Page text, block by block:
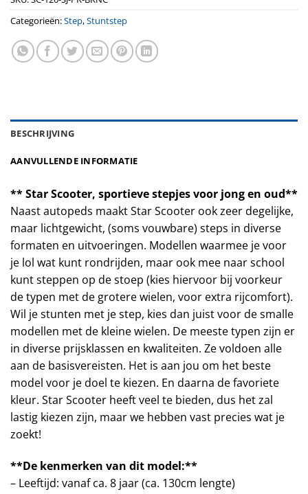
Categorieën:Step,Stuntstep
BESCHRIJVING
AANVULLENDE INFORMATIE
** Star Scooter, sportieve stepjes voor jong en oud**
Naast autopeds maakt Star Scooter ook zeer degelijke,
maar lichtgewicht, (soms vouwbare) steps in diverse
formaten en uitvoeringen. Modellen waarmee je voor
je lol wat kunt rondrijden, maar ook mee naar school
kunt steppen op de stoep (kies hiervoor bij voorkeur
de typen met de grotere wielen, voor extra rijcomfort).
Wil je stunten met je step, kies dan juist voor de smalle
modellen met de kleine wielen. De meeste typen zijn er
in diverse prijsklassen en kwaliteiten. Ze voldoen alle
aan de basisvereisten. Het is aan jou om het beste
model voor je doel te kiezen. En daarna de favoriete
kleur. Star Scooter heeft veel te bieden, dus het zal
lastig kiezen zijn, maar we hebben vast precies wat je
zoekt!
**De kenmerken van dit model:**
– Leeftijd: vanaf ca. 8 jaar (ca. 130cm lengte)